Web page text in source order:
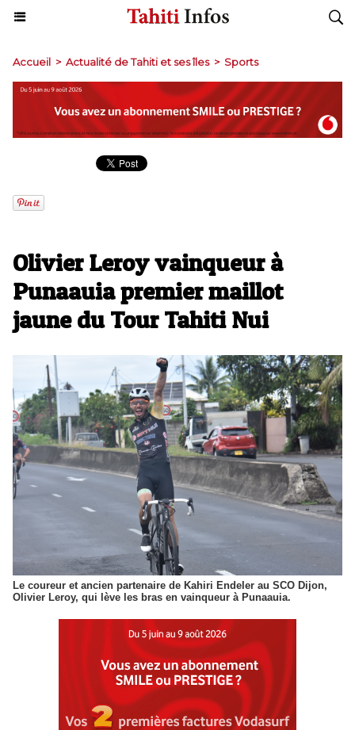
Accueil > Actualité de Tahiti et ses îles > Sports
Olivier Leroy vainqueur à
Punaauia premier maillot
jaune du Tour Tahiti Nui
Le coureur et ancien partenaire de Kahiri Endeler au SCO Dijon,
Olivier Leroy, qui lève les bras en vainqueur à Punaauia.